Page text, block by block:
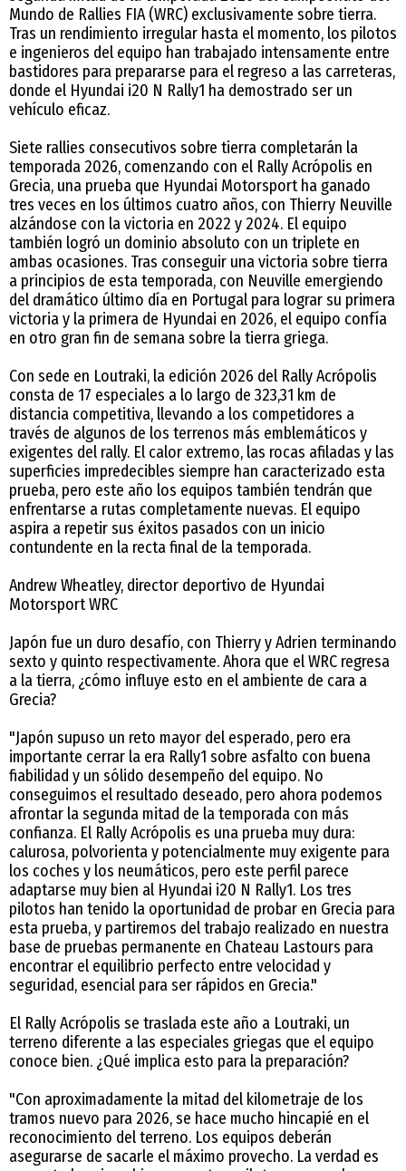
Mundo de Rallies FIA (WRC) exclusivamente sobre tierra.
Tras un rendimiento irregular hasta el momento, los pilotos
e ingenieros del equipo han trabajado intensamente entre
bastidores para prepararse para el regreso a las carreteras,
donde el Hyundai i20 N Rally1 ha demostrado ser un
vehículo eficaz.
Siete rallies consecutivos sobre tierra completarán la
temporada 2026, comenzando con el Rally Acrópolis en
Grecia, una prueba que Hyundai Motorsport ha ganado
tres veces en los últimos cuatro años, con Thierry Neuville
alzándose con la victoria en 2022 y 2024. El equipo
también logró un dominio absoluto con un triplete en
ambas ocasiones. Tras conseguir una victoria sobre tierra
a principios de esta temporada, con Neuville emergiendo
del dramático último día en Portugal para lograr su primera
victoria y la primera de Hyundai en 2026, el equipo confía
en otro gran fin de semana sobre la tierra griega.
Con sede en Loutraki, la edición 2026 del Rally Acrópolis
consta de 17 especiales a lo largo de 323,31 km de
distancia competitiva, llevando a los competidores a
través de algunos de los terrenos más emblemáticos y
exigentes del rally. El calor extremo, las rocas afiladas y las
superficies impredecibles siempre han caracterizado esta
prueba, pero este año los equipos también tendrán que
enfrentarse a rutas completamente nuevas. El equipo
aspira a repetir sus éxitos pasados con un inicio
contundente en la recta final de la temporada.
Andrew Wheatley, director deportivo de Hyundai
Motorsport WRC
Japón fue un duro desafío, con Thierry y Adrien terminando
sexto y quinto respectivamente. Ahora que el WRC regresa
a la tierra, ¿cómo influye esto en el ambiente de cara a
Grecia?
"Japón supuso un reto mayor del esperado, pero era
importante cerrar la era Rally1 sobre asfalto con buena
fiabilidad y un sólido desempeño del equipo. No
conseguimos el resultado deseado, pero ahora podemos
afrontar la segunda mitad de la temporada con más
confianza. El Rally Acrópolis es una prueba muy dura:
calurosa, polvorienta y potencialmente muy exigente para
los coches y los neumáticos, pero este perfil parece
adaptarse muy bien al Hyundai i20 N Rally1. Los tres
pilotos han tenido la oportunidad de probar en Grecia para
esta prueba, y partiremos del trabajo realizado en nuestra
base de pruebas permanente en Chateau Lastours para
encontrar el equilibrio perfecto entre velocidad y
seguridad, esencial para ser rápidos en Grecia."
El Rally Acrópolis se traslada este año a Loutraki, un
terreno diferente a las especiales griegas que el equipo
conoce bien. ¿Qué implica esto para la preparación?
"Con aproximadamente la mitad del kilometraje de los
tramos nuevo para 2026, se hace mucho hincapié en el
reconocimiento del terreno. Los equipos deberán
asegurarse de sacarle el máximo provecho. La verdad es